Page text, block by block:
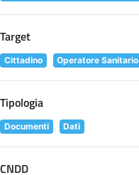
Target
Cittadino Operatore Sanitario
Tipologia
Documenti Dati
CNDD